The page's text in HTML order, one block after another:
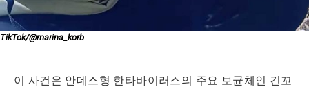
TikTok/@marina_korb
이 사건은 안데스형 한타바이러스의 주요 보균체인 긴꼬